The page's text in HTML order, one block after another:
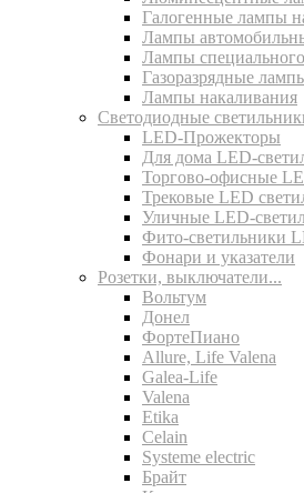
Галогенные лампы
Лампы
Лампы
Газоразрядные
Лампы накаливания
Светодиодные
LED-Прожекторы
Для дома LED-
Торгово-офисные
Трековые LED
Уличные LED-
Фито-светильники
Фонари и указатели
Розетки, выключатели...
Вольтум
Донел
ФортеПиано
Allure, Life Valena
Galea-Life
Valena
Etika
Celain
Systeme electric
Брайт